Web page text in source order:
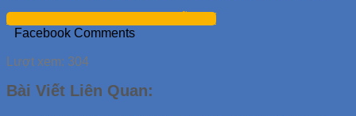
đăng ký test trình độ / tư vấn miễn phí
Facebook Comments
Lượt xem: 304
Bài Viết Liên Quan: